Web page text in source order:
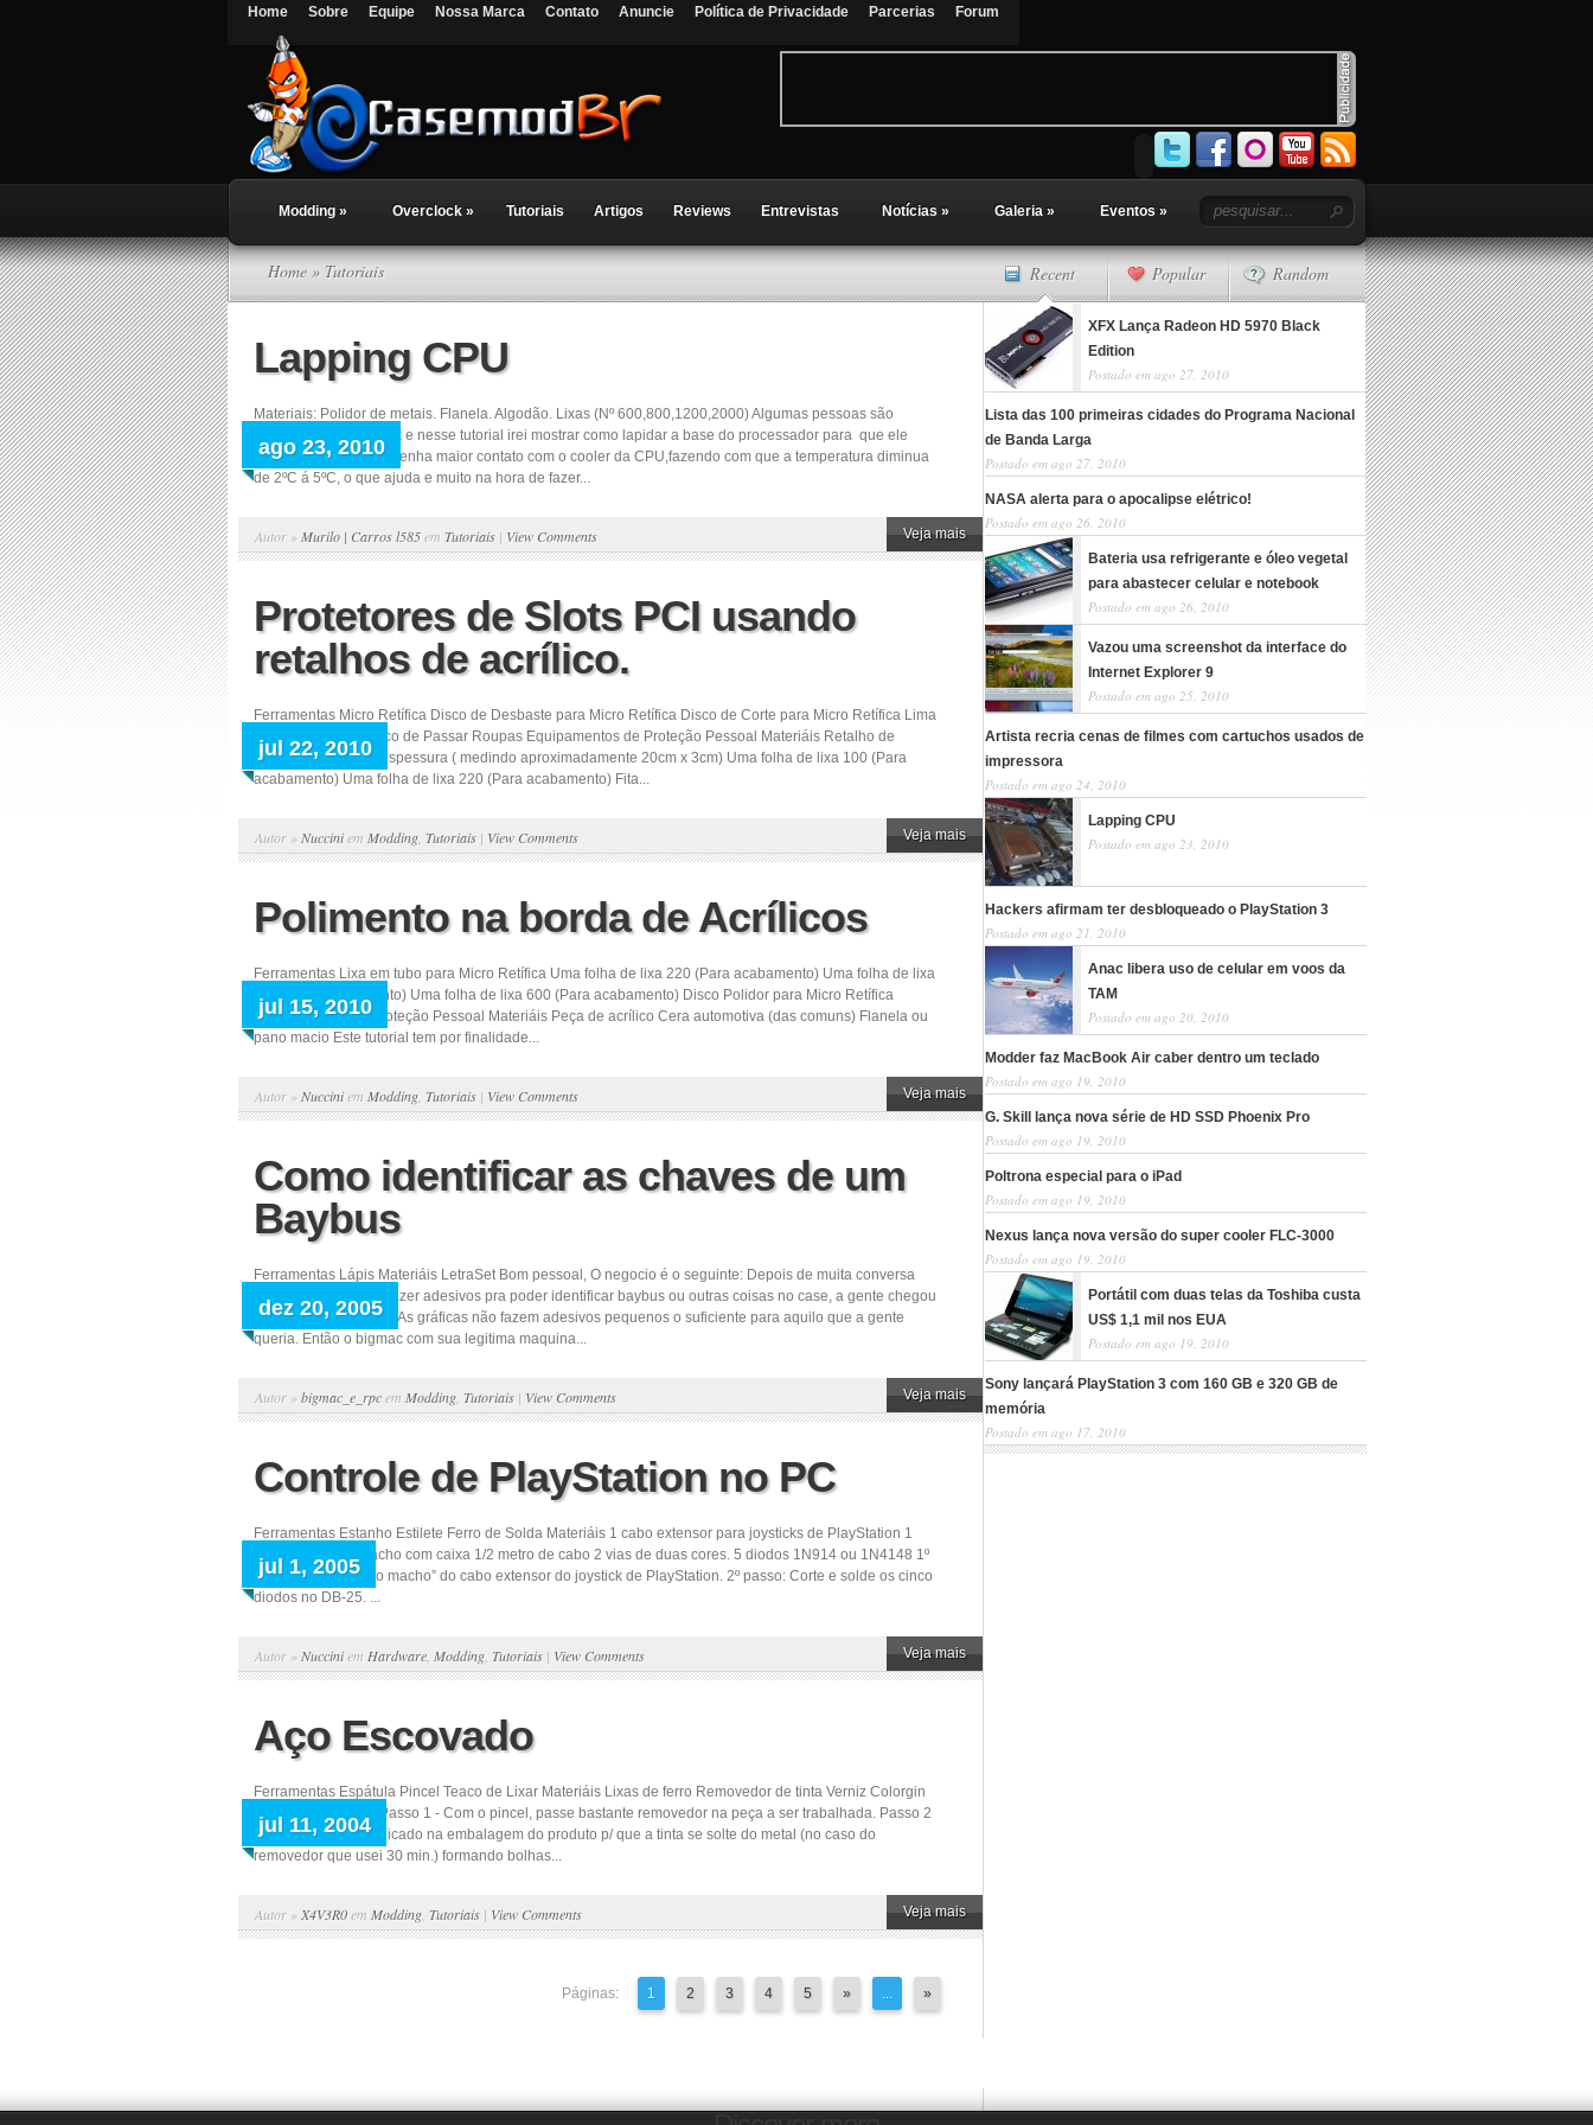
Home Sobre Equipe Nossa Marca Contato Anuncie Política de Privacidade Parcerias Forum
Modding » Overclock » Tutoriais Artigos Reviews Entrevistas Notícias » Galeria » Eventos »
Home » Tutoriais
Lapping CPU
ago 23, 2010
Materiais: Polidor de metais. Flanela. Algodão. Lixas (Nº 600,800,1200,2000) Algumas pessoas são
fanáticas por overclock e nesse tutorial irei mostrar como lapidar a base do processador para que ele
fique mais uniforme e tenha maior contato com o cooler da CPU,fazendo com que a temperatura diminua
de 2ºC á 5ºC, o que ajuda e muito na hora de fazer...
Autor » Murilo | Carros l585em Tutoriais | View Comments Veja mais
Protetores de Slots PCI usando
retalhos de acrílico.
jul 22, 2010
Ferramentas Micro Retífica Disco de Desbaste para Micro Retífica Disco de Corte para Micro Retífica Lima
de Metal Ferro Elétrico de Passar Roupas Equipamentos de Proteção Pessoal Materiáis Retalho de
Acrílico de 3mm de espessura ( medindo aproximadamente 20cm x 3cm) Uma folha de lixa 100 (Para
acabamento) Uma folha de lixa 220 (Para acabamento) Fita...
Autor »Nucciniem Modding Tutoriais | View Comments Veja mais
Polimento na borda de Acrílicos
jul 15, 2010
Ferramentas Lixa em tubo para Micro Retífica Uma folha de lixa 220 (Para acabamento) Uma folha de lixa
300 (Para acabamento) Uma folha de lixa 600 (Para acabamento) Disco Polidor para Micro Retífica
Equipamentos de Proteção Pessoal Materiáis Peça de acrílico Cera automotiva (das comuns) Flanela ou
pano macio Este tutorial tem por finalidade...
Autor »Nucciniem Modding Tutoriais | View Comments Veja mais
Como identificar as chaves de um
Baybus
dez 20, 2005
Ferramentas Lápis Materiáis LetraSet Bom pessoal, O negocio é o seguinte: Depois de muita conversa
com o bigmac sobre fazer adesivos pra poder identificar baybus ou outras coisas no case, a gente chegou
à seguinte conclusão: As gráficas não fazem adesivos pequenos o suficiente para aquilo que a gente
queria. Então o bigmac com sua legitima maquina...
Autor »bigmac_e_rpcem Modding Tutoriais | View Comments Veja mais
Controle de PlayStation no PC
jul 1, 2005
Ferramentas Estanho Estilete Ferro de Solda Materiáis 1 cabo extensor para joysticks de PlayStation 1
conector DB-25 macho com caixa 1/2 metro de cabo 2 vias de duas cores. 5 diodos 1N914 ou 1N4148 1º
passo: Corte o “lado macho” do cabo extensor do joystick de PlayStation. 2º passo: Corte e solde os cinco
diodos no DB-25. ...
Autor »Nucciniem Hardware Modding Tutoriais | View Comments Veja mais
Aço Escovado
jul 11, 2004
Ferramentas Espátula Pincel Teaco de Lixar Materiáis Lixas de ferro Removedor de tinta Verniz Colorgin
Uso Geral (incolor) Passo 1 - Com o pincel, passe bastante removedor na peça a ser trabalhada. Passo 2
- Espere o tempo indicado na embalagem do produto p/ que a tinta se solte do metal (no caso do
removedor que usei 30 min.) formando bolhas...
Autor » X4V3R0em Modding Tutoriais | View Comments Veja mais
Páginas: 1 2 3 4 5 » ... »
Recent Popular Random
XFX Lança Radeon HD 5970 Black
Edition
Postado em ago 27, 2010
Lista das 100 primeiras cidades do Programa Nacional
de Banda Larga
Postado em ago 27, 2010
NASA alerta para o apocalipse elétrico!
Postado em ago 26, 2010
Bateria usa refrigerante e óleo vegetal
para abastecer celular e notebook
Postado em ago 26, 2010
Vazou uma screenshot da interface do
Internet Explorer 9
Postado em ago 25, 2010
Artista recria cenas de filmes com cartuchos usados de
impressora
Postado em ago 24, 2010
Lapping CPU
Postado em ago 23, 2010
Hackers afirmam ter desbloqueado o PlayStation 3
Postado em ago 21, 2010
Anac libera uso de celular em voos da
TAM
Postado em ago 20, 2010
Modder faz MacBook Air caber dentro um teclado
Postado em ago 19, 2010
G. Skill lança nova série de HD SSD Phoenix Pro
Postado em ago 19, 2010
Poltrona especial para o iPad
Postado em ago 19, 2010
Nexus lança nova versão do super cooler FLC-3000
Postado em ago 19, 2010
Portátil com duas telas da Toshiba custa
US$ 1,1 mil nos EUA
Postado em ago 19, 2010
Sony lançará PlayStation 3 com 160 GB e 320 GB de
memória
Postado em ago 17, 2010